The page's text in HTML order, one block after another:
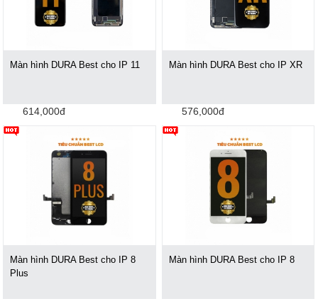
Màn hình DURA Best cho IP 11
614,000đ
Màn hình DURA Best cho IP XR
576,000đ
Màn hình DURA Best cho IP 8
Plus
Màn hình DURA Best cho IP 8